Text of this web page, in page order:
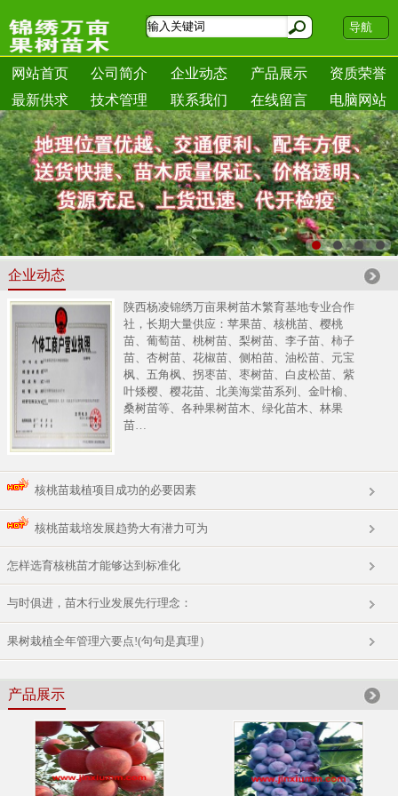
导航
网站首页 公司简介 企业动态 产品展示
资质荣誉
最新供求
技术管理 联系我们 在线留言 电脑网站
企业动态
陕西杨凌锦绣万亩果树苗木繁育基地专业合作
社，长期大量供应：苹果苗、核桃苗、樱桃
苗、葡萄苗、桃树苗、梨树苗、李子苗、柿子
苗、杏树苗、花椒苗、侧柏苗、油松苗、元宝
枫、五角枫、拐枣苗、枣树苗、白皮松苗、紫
叶矮樱、樱花苗、北美海棠苗系列、金叶榆、
桑树苗等、各种果树苗木、绿化苗木、林果
苗…
核桃苗栽植项目成功的必要因素
核桃苗栽培发展趋势大有潜力可为
怎样选育核桃苗才能够达到标准化
与时俱进，苗木行业发展先行理念：
果树栽植全年管理六要点!(句句是真理）
产品展示